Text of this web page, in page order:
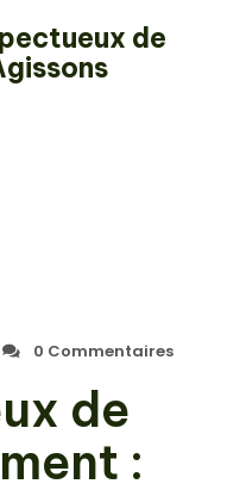
de
0 Commentaires
de
: